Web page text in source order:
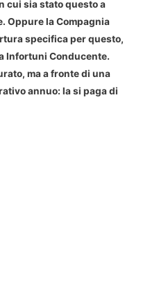
cui sia stato questo a
Oppure la Compagnia
specifica per questo,
Infortuni Conducente.
ma a fronte di una
annuo: la si paga di